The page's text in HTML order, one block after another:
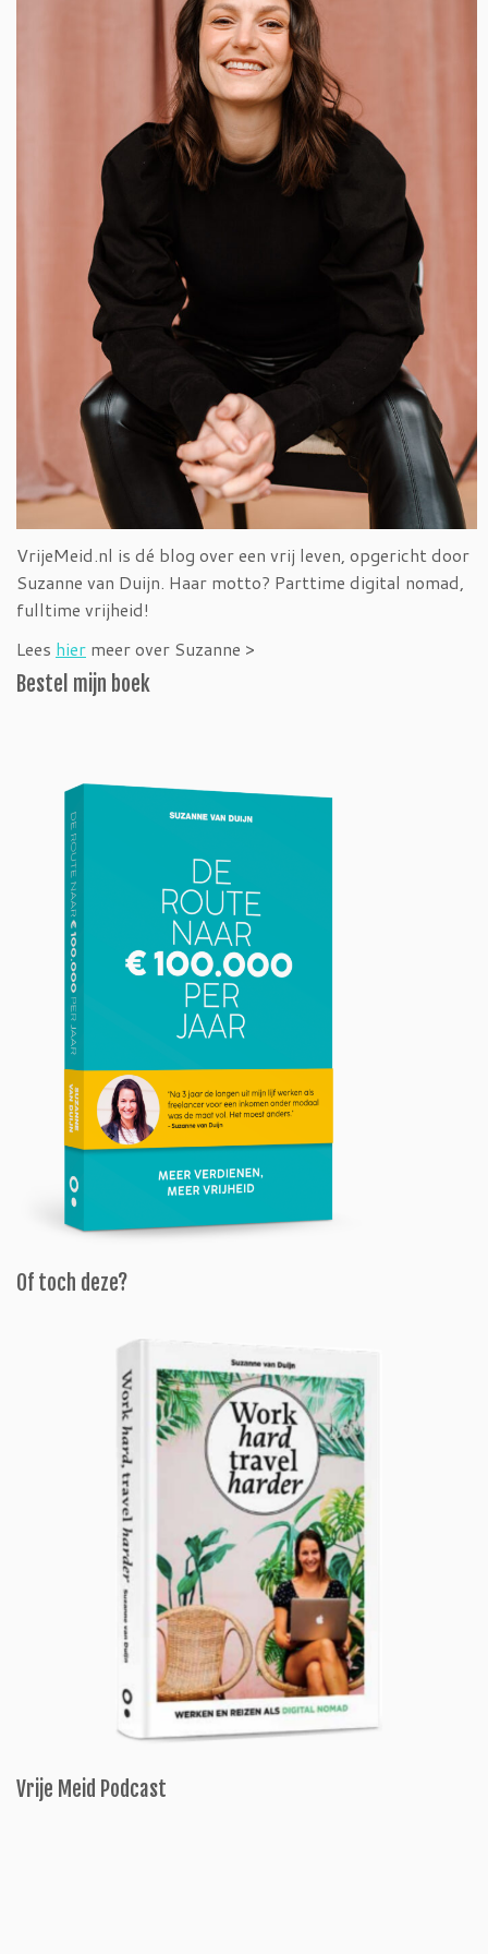
VrijeMeid.nl is dé blog over een vrij leven, opgericht door
Suzanne van Duijn. Haar motto? Parttime digital nomad,
fulltime vrijheid!
Lees hier meer over Suzanne >
Bestel mijn boek
Of toch deze?
Vrije Meid Podcast